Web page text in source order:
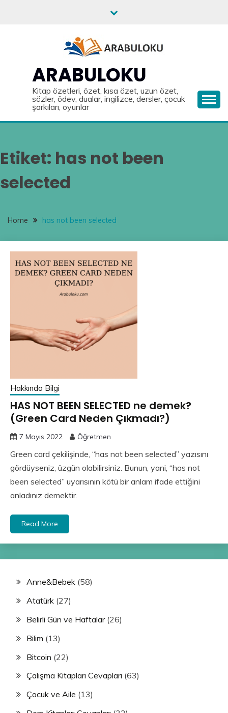
ARABULOKU
Kitap özetleri, özet, kısa özet, uzun özet,
sözler, ödev, dualar, ingilizce, dersler, çocuk
şarkıları, oyunlar
Etiket: has not been
selected
Home has not been selected
Hakkında Bilgi
HAS NOT BEEN SELECTED ne demek?
(Green Card Neden Çıkmadı?)
7 Mayıs 2022 Öğretmen
Green card çekilişinde, “has not been selected” yazısını
gördüyseniz, üzgün olabilirsiniz. Bunun, yani, “has not
been selected” uyarısının kötü bir anlam ifade ettiğini
anladınız demektir.
Read More
Anne&Bebek (58)
Atatürk (27)
Belirli Gün ve Haftalar(26)
Bilim (13)
Bitcoin (22)
Çalışma Kitapları Cevapları (63)
Çocuk ve Aile (13)